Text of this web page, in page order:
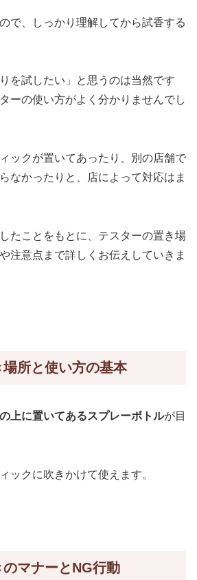
で、しっかり理解してから試香する
を試したい」と思うのは当然です
ーの使い方がよく分かりませんでし
ックが置いてあったり、別の店舗で
なかったりと、店によって対応はま
たことをもとに、テスターの置き場
注意点まで詳しくお伝えしていきま
所と使い方の基本
上に置いてあるスプレーボトルが目
ックに吹きかけて使えます。
マナーとNG行動